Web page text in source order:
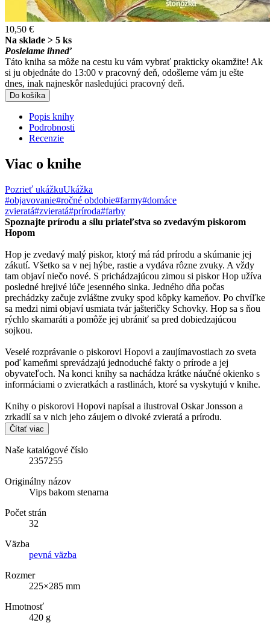
10,50 €
Na sklade > 5 ks
Posielame ihneď
Táto kniha sa môže na cestu ku vám vybrať prakticky okamžite! Ak
si ju objednáte do 13:00 v pracovný deň, odošleme vám ju ešte
dnes, inak najneskôr nasledujúci pracovný deň.
Do košíka
Popis knihy
Podrobnosti
Recenzie
Viac o knihe
Pozrieť ukážkuUkážka
#objavovanie#ročné obdobie#farmy#domáce
zvieratá#zvieratá#príroda#farby
Spoznajte prírodu a silu priateľstva so zvedavým piskorom
Hopom
Hop je zvedavý malý piskor, ktorý má rád prírodu a skúmanie jej
zákutí. Všetko sa v nej hýbe, rastie a vydáva rôzne zvuky. A vždy
tam objaví niečo nové. S prichádzajúcou zimou si piskor Hop užíva
posledné hrejivé lúče jesenného slnka. Jedného dňa počas
prechádzky začuje zvláštne zvuky spod kôpky kameňov. Po chvíľke
sa medzi nimi objaví usmiata tvár jašteričky Schovky. Hop sa s ňou
rýchlo skamaráti a pomôže jej ubrániť sa pred dobiedzajúcou
sojkou.
Veselé rozprávanie o piskorovi Hopovi a zaujímavostiach zo sveta
poď kameňmi sprevádzajú jednoduché fakty o prírode a jej
obyvateľoch. Na konci knihy sa nachádza krátke náučné okienko s
informáciami o zvieratkách a rastlinách, ktoré sa vyskytujú v knihe.
Knihy o piskorovi Hopovi napísal a ilustroval Oskar Jonsson a
zrkadlí sa v nich jeho záujem o divoké zvieratá a prírodu.
Čítať viac
Naše katalógové číslo
2357255
Originálny názov
Vips bakom stenarna
Počet strán
32
Väzba
pevná väzba
Rozmer
225×285 mm
Hmotnosť
420 g